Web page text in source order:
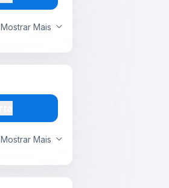
Mostrar Mais
Mostrar Mais